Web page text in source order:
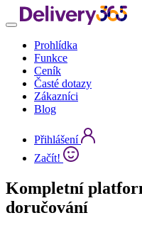
Prohlídka
Funkce
Ceník
Časté dotazy
Zákazníci
Blog
Přihlášení
Začít!
Kompletní
doručování